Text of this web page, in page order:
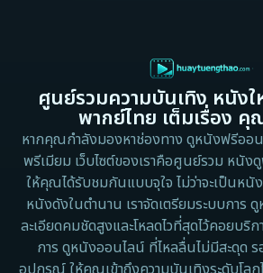
ศูนย์รวมความบันเทิง หนัง
พากย์ไทย เต็มเรื่อง
หากคุณกำลังมองหาช่องทาง ดูหนังฟรีออ
พรีเมียม เว็บไซต์ของเราคือศูนย์รวม หนัง
ให้คุณได้รับชมกันแบบจุใจ ไม่ว่าจะเป็นหนั
หนังดังในตำนาน เราจัดเตรียมระบบการ
ละเอียดคมชัดสูงและโหลดไวที่สุดไว้คอยบ
การ ดูหนังออนไลน์ ที่ไหลลื่นไม่มีสะดุด